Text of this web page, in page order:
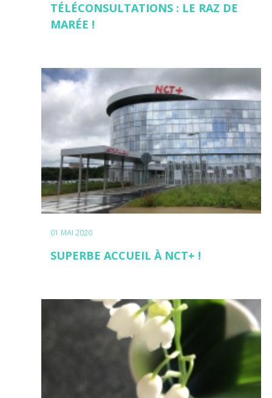
TÉLÉCONSULTATIONS : LE RAZ DE
MARÉE !
01 MAI 2020
SUPERBE ACCUEIL À NCT+ !